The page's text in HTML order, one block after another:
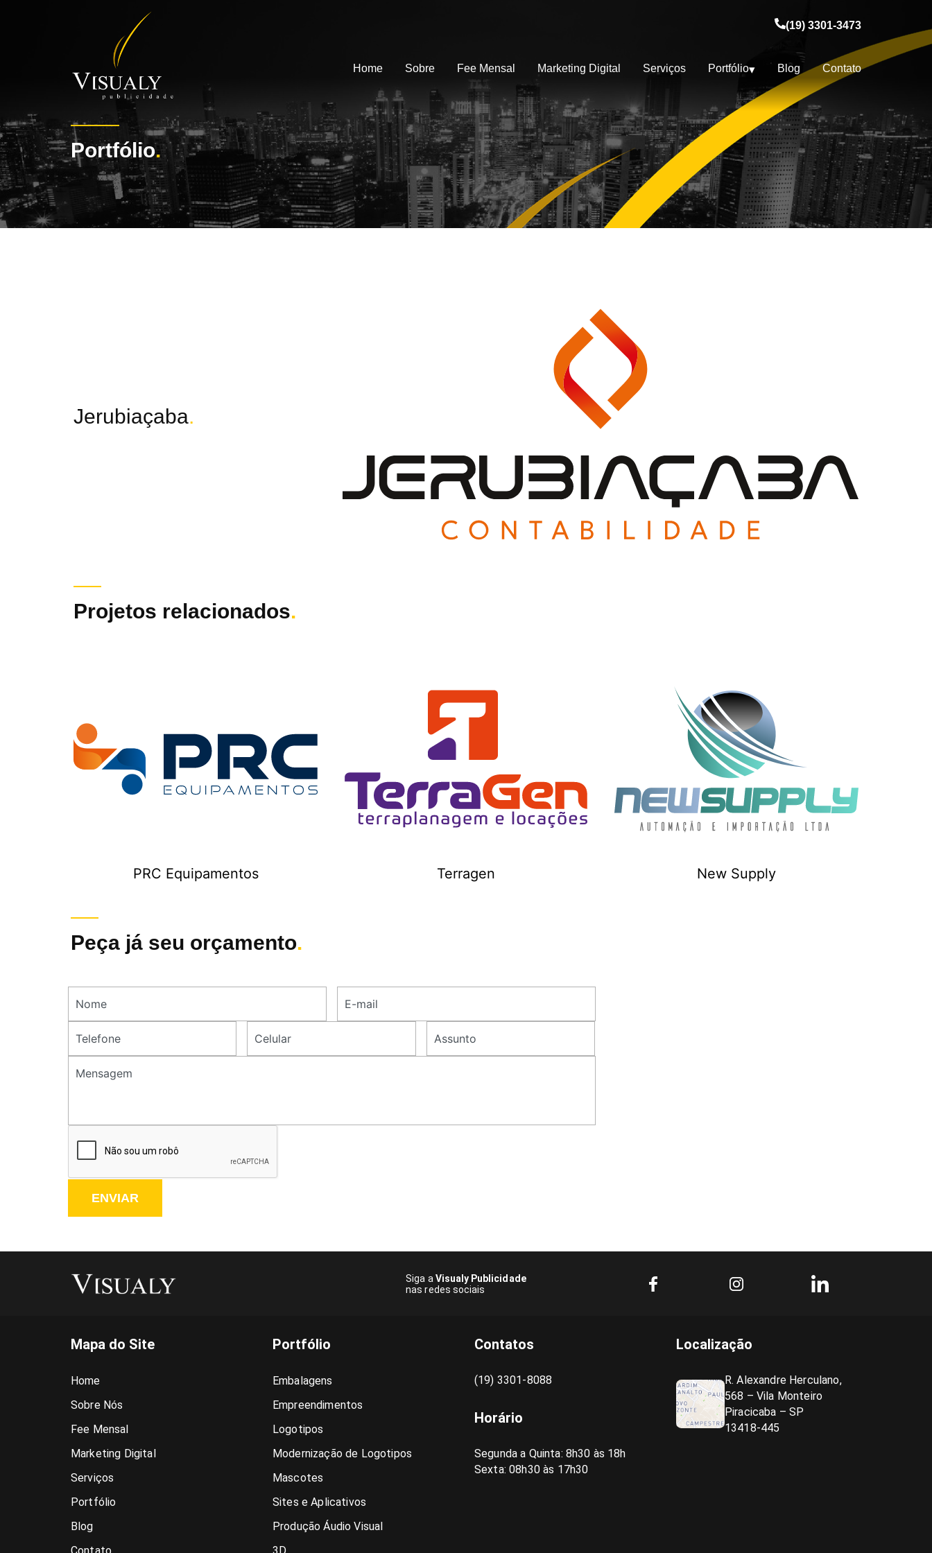
(19) 3301-3473
Home Sobre Fee Mensal Marketing Digital Serviços Portfólio Blog Contato
Portfólio.
Jerubiaçaba.
Projetos relacionados.
PRC Equipamentos Terragen New Supply
Peça já seu orçamento.
ENVIAR
Siga a Visualy Publicidade
nas redes sociais
Mapa do Site
Home
Sobre Nós
Fee Mensal
Marketing Digital
Serviços
Portfólio
Blog
Portfólio
Embalagens
Empreendimentos
Logotipos
Modernização de Logotipos
Mascotes
Sites e Aplicativos
Produção Áudio Visual
Contatos
(19) 3301-8088
Horário
Segunda a Quinta: 8h30 às 18h
Sexta: 08h30 às 17h30
Localização
R. Alexandre Herculano,
568 – Vila Monteiro
Piracicaba – SP
13418-445